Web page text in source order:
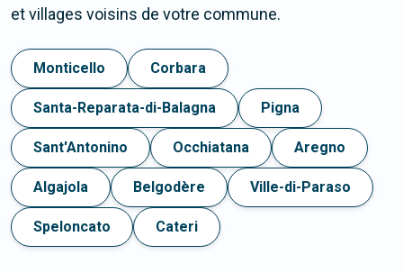
et villages voisins de votre commune.
Monticello Corbara
Santa-Reparata-di-Balagna Pigna
Sant'Antonino Occhiatana Aregno
Algajola Belgodère Ville-di-Paraso
Speloncato Cateri